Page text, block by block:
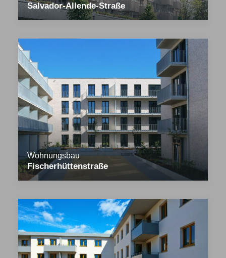
Salvador-Allende-Straße
Wohnungsbau
Fischerhüttenstraße